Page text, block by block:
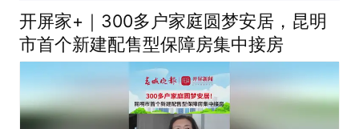
开屏家+｜300多户家庭圆梦安居，昆明
市首个新建配售型保障房集中接房